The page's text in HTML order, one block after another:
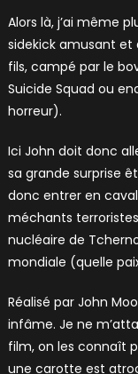
Alors là, j’ai même
sidekick amusant
fils, campé par le
Suicide Squad ou
horreur).
Ici John doit donc
sa grande surprise
donc entrer en
méchants
nucléaire de
mondiale (quelle
Réalisé par John
infâme. Je ne
film, on les connaît
une carotte est